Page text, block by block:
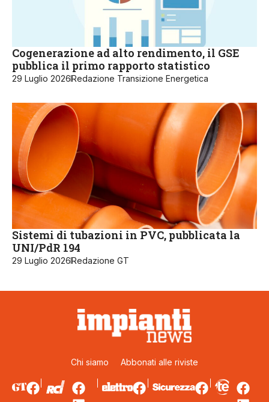
Cogenerazione ad alto rendimento, il GSE
pubblica il primo rapporto statistico
29 Luglio 2026Redazione Transizione Energetica
Sistemi di tubazioni in PVC, pubblicata la
UNI/PdR 194
29 Luglio 2026Redazione GT
Chi siamo Abbonati alle riviste